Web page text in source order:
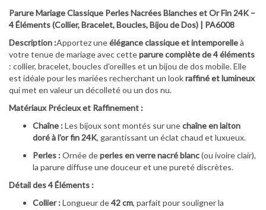
Parure Mariage Classique Perles Nacrées Blanches et Or Fin 24K –
4 Éléments (Collier, Bracelet, Boucles, Bijou de Dos) | PA6008
Description :Apportez uneélégance classique et intemporelleà
votre tenue de mariage avec cetteparure complète de 4 éléments
: collier, bracelet, boucles d'oreilles et un bijou de dos mobile. Elle
est idéale pour les mariées recherchant un lookraffiné et lumineux
qui met en valeur un décolleté ou un dos nu.
Matériaux Précieux et Raffinement :
Chaîne :Les bijoux sont montés sur unechaîne en laiton
doré à l'or fin 24K, garantissant un éclat chaud et luxueux.
Perles :Ornée deperles en verre nacré blanc(ou ivoire clair),
la parure diffuse une douceur et une pureté discrètes.
Détail des 4 Éléments :
Collier :Longueur de42 cm, parfait pour souligner la